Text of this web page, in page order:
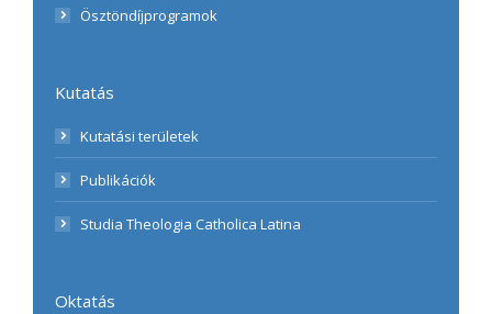
Ösztöndíjprogramok
Kutatás
Kutatási területek
Publikációk
Studia Theologia Catholica Latina
Oktatás